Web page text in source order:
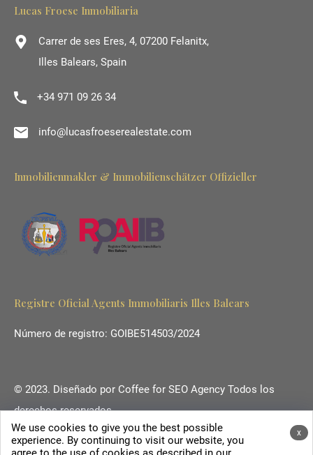
Lucas Froese Inmobiliaria
Carrer de ses Eres, 4, 07200 Felanitx,
Illes Balears, Spain
+34 971 09 26 34
info@lucasfroeserealestate.com
Inmobilienmakler & Immobilienschätzer Offizieller
Registre Oficial Agents Immobiliaris Illes Balears
Número de registro: GOIBE514503/2024
© 2023. Diseñado por Coffee for SEO Agency Todos los
derechos reservados.
Ihr Immobilienmakler auf Mallorca.
x
We use cookies to give you the best possible
experience. By continuing to visit our website, you